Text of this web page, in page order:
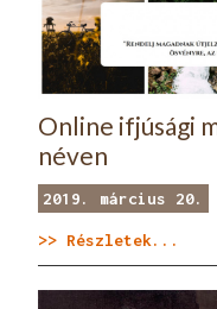
Online ifjúsági
néven
2019. március 20.
>> Részletek...